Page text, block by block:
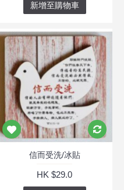
新增至購物車
信而受洗/冰貼
HK $29.0